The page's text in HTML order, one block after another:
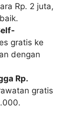
Rp. 2 juta,
gratis ke
dengan
Rp.
gratis